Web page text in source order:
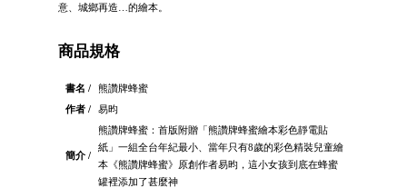
意、城鄉再造…的繪本。
商品規格
書名 /
熊讚牌蜂蜜
作者 /
易昀
簡介 /
熊讚牌蜂蜜：首版附贈「熊讚牌蜂蜜繪本彩色靜電貼
紙」一組全台年紀最小、當年只有8歲的彩色精裝兒童繪
本《熊讚牌蜂蜜》原創作者易昀，這小女孩到底在蜂蜜
罐裡添加了甚麼神